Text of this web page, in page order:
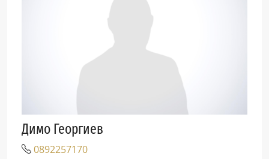
Димо Георгиев
0892257170